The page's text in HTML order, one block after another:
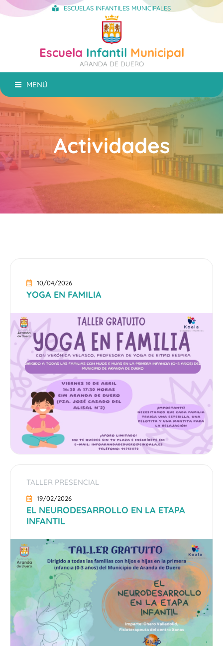
ESCUELAS INFANTILES MUNICIPALES
Escuela Infantil Municipal
ARANDA DE DUERO
MENÚ
Actividades
10/04/2026
YOGA EN FAMILIA
TALLER PRESENCIAL
19/02/2026
EL NEURODESARROLLO EN LA ETAPA
INFANTIL